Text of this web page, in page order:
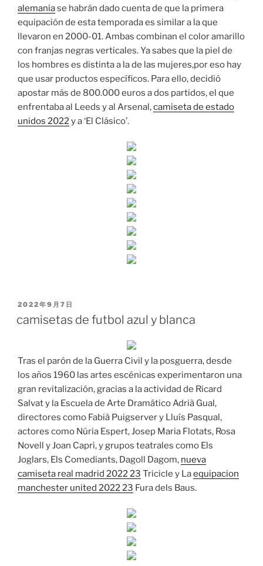
alemaniase habrán dado cuenta de que la primera
equipación de esta temporada es similar a la que
llevaron en 2000-01. Ambas combinan el color amarillo
con franjas negras verticales. Ya sabes que la piel de
los hombres es distinta a la de las mujeres,por eso hay
que usar productos específicos. Para ello, decidió
apostar más de 800.000 euros a dos partidos, el que
enfrentaba al Leeds y al Arsenal,camiseta de estado
unidos 2022y a ‘El Clásico’.
PUBLICADO
2022年9月7日
camisetas de futbol azul y blanca
Tras el parón de la Guerra Civil y la posguerra, desde
los años 1960 las artes escénicas experimentaron una
gran revitalización, gracias a la actividad de Ricard
Salvat y la Escuela de Arte Dramático Adrià Gual,
directores como Fabià Puigserver y Lluís Pasqual,
actores como Núria Espert, Josep Maria Flotats, Rosa
Novell y Joan Capri, y grupos teatrales como Els
Joglars, Els Comediants, Dagoll Dagom, nueva
camiseta real madrid 2022 23 Tricicle y Laequipacion
manchester united 2022 23 Fura dels Baus.